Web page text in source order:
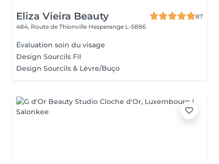
Eliza Vieira Beauty
87
484, Route de Thionville Hesperange L-5886
Évaluation soin du visage
Design Sourcils Fil
Design Sourcils & Lèvre/Buço